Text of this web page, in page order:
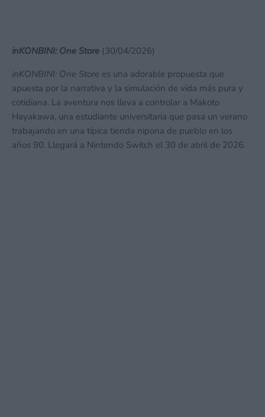
inKONBINI: One Store (30/04/2026)
inKONBINI: One Store es una adorable propuesta que
apuesta por la narrativa y la simulación de vida más pura y
cotidiana. La aventura nos lleva a controlar a Makoto
Hayakawa, una estudiante universitaria que pasa un verano
trabajando en una típica tienda nipona de pueblo en los
años 90. Llegará a Nintendo Switch el 30 de abril de 2026.